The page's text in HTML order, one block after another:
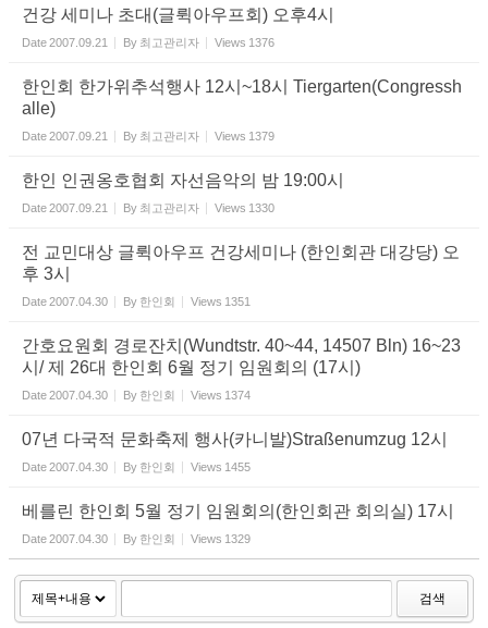
건강 세미나 초대(글뤽아우프회) 오후4시
Date2007.09.21 By 최고관리자 Views 1376
한인회 한가위추석행사 12시~18시 Tiergarten(Congressh
alle)
Date2007.09.21 By 최고관리자 Views 1379
한인 인권옹호협회 자선음악의 밤 19:00시
Date2007.09.21 By 최고관리자 Views 1330
전 교민대상 글뤽아우프 건강세미나 (한인회관 대강당) 오
후 3시
Date2007.04.30 By 한인회 Views 1351
간호요원회 경로잔치(Wundtstr. 40~44, 14507 Bln) 16~23
시/ 제 26대 한인회 6월 정기 임원회의 (17시)
Date2007.04.30 By 한인회 Views 1374
07년 다국적 문화축제 행사(카니발)Straßenumzug 12시
Date2007.04.30 By 한인회 Views 1455
베를린 한인회 5월 정기 임원회의(한인회관 회의실) 17시
Date2007.04.30 By 한인회 Views 1329
검색